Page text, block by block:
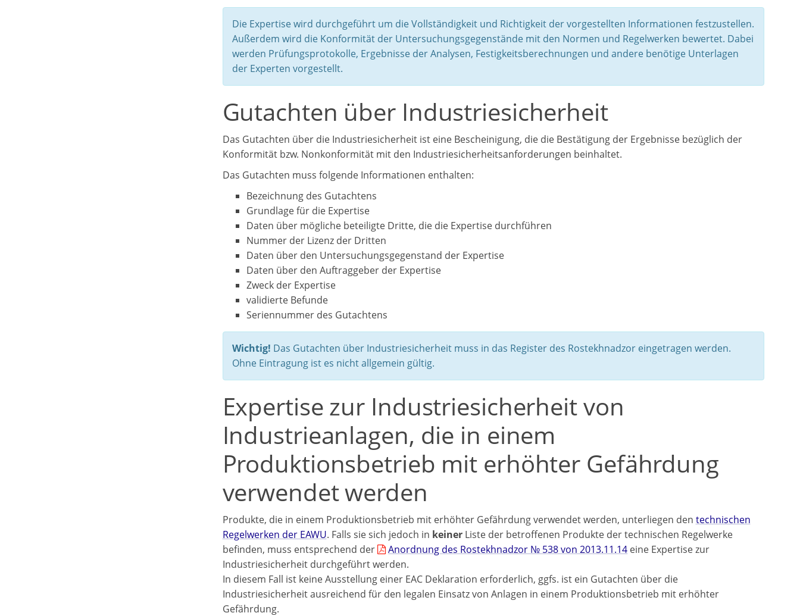
Die Expertise wird durchgeführt um die Vollständigkeit und Richtigkeit der vorgestellten Informationen festzustellen.
Außerdem wird die Konformität der Untersuchungsgegenstände mit den Normen und Regelwerken bewertet. Dabei
werden Prüfungsprotokolle, Ergebnisse der Analysen, Festigkeitsberechnungen und andere benötige Unterlagen
der Experten vorgestellt.
Gutachten über Industriesicherheit
Das Gutachten über die Industriesicherheit ist eine Bescheinigung, die die Bestätigung der Ergebnisse bezüglich der
Konformität bzw. Nonkonformität mit den Industriesicherheitsanforderungen beinhaltet.
Das Gutachten muss folgende Informationen enthalten:
Bezeichnung des Gutachtens
Grundlage für die Expertise
Daten über mögliche beteiligte Dritte, die die Expertise durchführen
Nummer der Lizenz der Dritten
Daten über den Untersuchungsgegenstand der Expertise
Daten über den Auftraggeber der Expertise
Zweck der Expertise
validierte Befunde
Seriennummer des Gutachtens
Wichtig! Das Gutachten über Industriesicherheit muss in das Register des Rostekhnadzor eingetragen werden.
Ohne Eintragung ist es nicht allgemein gültig.
Expertise zur Industriesicherheit von
Industrieanlagen, die in einem
Produktionsbetrieb mit erhöhter Gefährdung
verwendet werden
Produkte, die in einem Produktionsbetrieb mit erhöhter Gefährdung verwendet werden, unterliegen den technischen
Regelwerken der EAWU. Falls sie sich jedoch in keinerListe der betroffenen Produkte der technischen Regelwerke
befinden, muss entsprechend der
Anordnung des Rostekhnadzor № 538 von 2013.11.14 eine Expertise zur
Industriesicherheit durchgeführt werden.
In diesem Fall ist keine Ausstellung einer EAC Deklaration erforderlich, ggfs. ist ein Gutachten über die
Industriesicherheit ausreichend für den legalen Einsatz von Anlagen in einem Produktionsbetrieb mit erhöhter
Gefährdung.